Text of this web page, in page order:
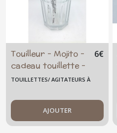
Touilleur - Mojito -
cadeau touillette -
personnalisée -
cocktail cadeau
femme - verre
fusionné -
6€
TOUILLETTES/ AGITATEURS À
AJOUTER